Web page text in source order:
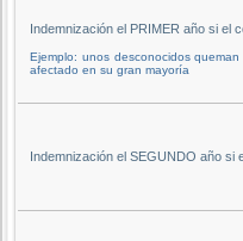
Indemnización el PRIMER año si el
Ejemplo: unos desconocidos
afectado en su gran mayoría
Indemnización el SEGUNDO año si